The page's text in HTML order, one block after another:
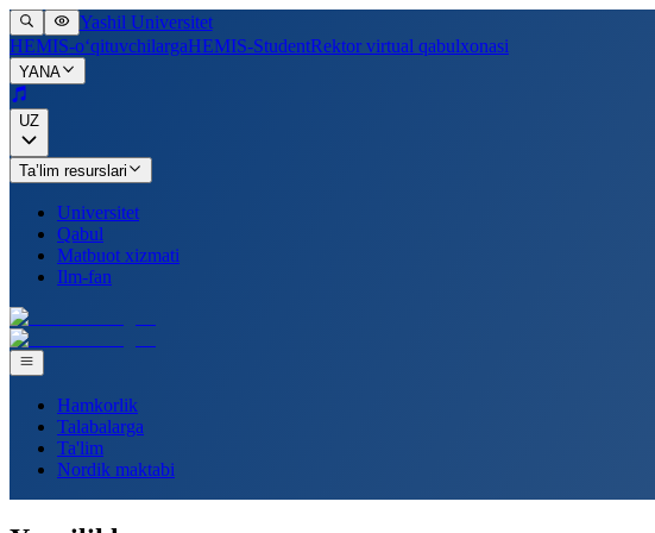
Yashil Universitet
HEMIS-o‘qituvchilargaHEMIS-StudentRektor virtual qabulxonasi
YANA
UZ
Ta’lim resurslari
Universitet
Qabul
Matbuot xizmati
Ilm-fan
Hamkorlik
Talabalarga
Ta'lim
Nordik maktabi